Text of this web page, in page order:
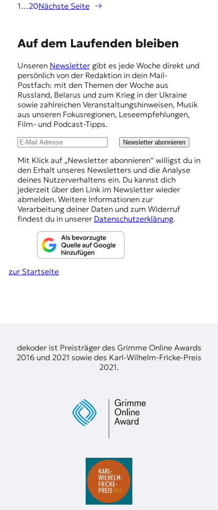
1 …20Nächste Seite →
Auf dem Laufenden bleiben
Unseren Newslettergibt es jede Woche direkt und
persönlich von der Redaktion in dein Mail-
Postfach: mit den Themen der Woche aus
Russland, Belarus und zum Krieg in der Ukraine
sowie zahlreichen Veranstaltungshinweisen, Musik
aus unseren Fokusregionen, Leseempfehlungen,
Film- und Podcast-Tipps.
Newsletter abonnieren
Mit Klick auf „Newsletter abonnieren“ willigst du in
den Erhalt unseres Newsletters und die Analyse
deines Nutzerverhaltens ein. Du kannst dich
jederzeit über den Link im Newsletter wieder
abmelden. Weitere Informationen zur
Verarbeitung deiner Daten und zum Widerruf
findest du in unserer Datenschutzerklärung.
zur Startseite
dekoder ist Preisträger des Grimme Online Awards
2016 und 2021 sowie des Karl-Wilhelm-Fricke-Preis
2021.